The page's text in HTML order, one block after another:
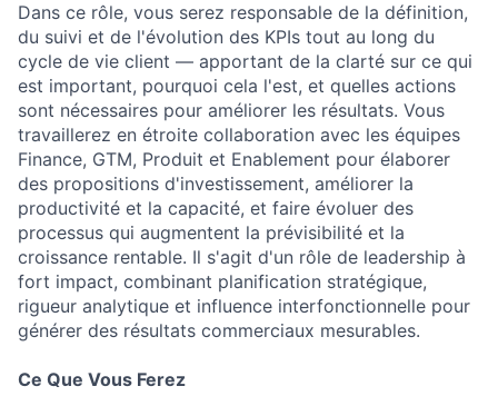
Dans ce rôle, vous serez responsable de la définition,
du suivi et de l'évolution des KPIs tout au long du
cycle de vie client — apportant de la clarté sur ce qui
est important, pourquoi cela l'est, et quelles actions
sont nécessaires pour améliorer les résultats. Vous
travaillerez en étroite collaboration avec les équipes
Finance, GTM, Produit et Enablement pour élaborer
des propositions d'investissement, améliorer la
productivité et la capacité, et faire évoluer des
processus qui augmentent la prévisibilité et la
croissance rentable. Il s'agit d'un rôle de leadership à
fort impact, combinant planification stratégique,
rigueur analytique et influence interfonctionnelle pour
générer des résultats commerciaux mesurables.
Ce Que Vous Ferez